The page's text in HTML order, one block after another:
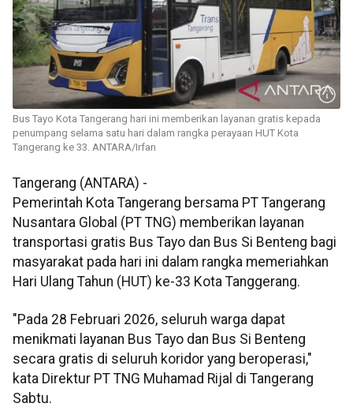
Bus Tayo Kota Tangerang hari ini memberikan layanan gratis kepada
penumpang selama satu hari dalam rangka perayaan HUT Kota
Tangerang ke 33. ANTARA/Irfan
Tangerang (ANTARA) -
Pemerintah Kota Tangerang bersama PT Tangerang
Nusantara Global (PT TNG) memberikan layanan
transportasi gratis Bus Tayo dan Bus Si Benteng bagi
masyarakat pada hari ini dalam rangka memeriahkan
Hari Ulang Tahun (HUT) ke-33 Kota Tanggerang.
"Pada 28 Februari 2026, seluruh warga dapat
menikmati layanan Bus Tayo dan Bus Si Benteng
secara gratis di seluruh koridor yang beroperasi,"
kata Direktur PT TNG Muhamad Rijal di Tangerang
Sabtu.